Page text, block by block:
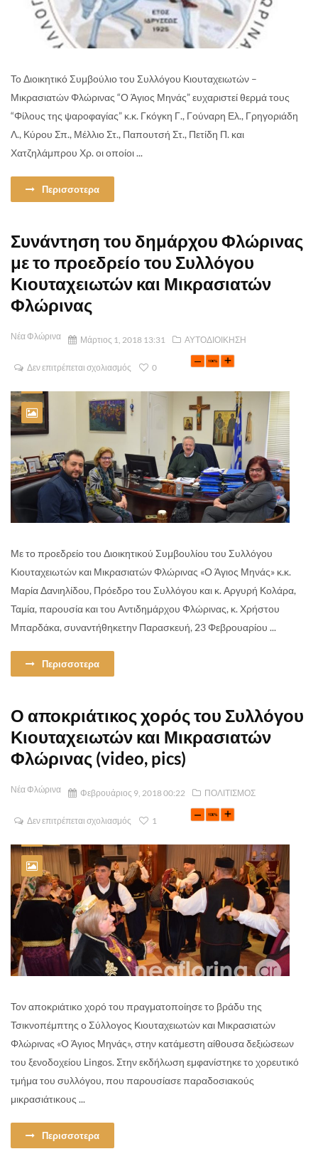
Το Διοικητικό Συμβούλιο του Συλλόγου Κιουταχειωτών –
Μικρασιατών Φλώρινας “Ο Άγιος Μηνάς” ευχαριστεί θερμά τους
“Φίλους της ψαροφαγίας” κ.κ. Γκόγκη Γ., Γούναρη Ελ., Γρηγοριάδη
Λ., Κύρου Σπ., Μέλλιο Στ., Παπουτσή Στ., Πετίδη Π. και
Χατζηλάμπρου Χρ. οι οποίοι ...
Περισσοτερα
Συνάντηση του δημάρχου Φλώρινας
με το προεδρείο του Συλλόγου
Κιουταχειωτών και Μικρασιατών
Φλώρινας
Νέα Φλώρινα Μάρτιος 1, 2018 13:31 ΑΥΤΟΔΙΟΙΚΗΣΗ
Δεν επιτρέπεται σχολιασμός 0
Με το προεδρείο του Διοικητικού Συμβουλίου του Συλλόγου
Κιουταχειωτών και Μικρασιατών Φλώρινας «Ο Άγιος Μηνάς» κ.κ.
Μαρία Δανιηλίδου, Πρόεδρο του Συλλόγου και κ. Αργυρή Κολάρα,
Ταμία, παρουσία και του Αντιδημάρχου Φλώρινας, κ. Χρήστου
Μπαρδάκα, συναντήθηκετην Παρασκευή, 23 Φεβρουαρίου ...
Περισσοτερα
Ο αποκριάτικος χορός του Συλλόγου
Κιουταχειωτών και Μικρασιατών
Φλώρινας (video, pics)
Νέα Φλώρινα Φεβρουάριος 9, 2018 00:22 ΠΟΛΙΤΙΣΜΟΣ
Δεν επιτρέπεται σχολιασμός 1
Τον αποκριάτικο χορό του πραγματοποίησε το βράδυ της
Τσικνοπέμπτης ο Σύλλογος Κιουταχειωτών και Μικρασιατών
Φλώρινας «Ο Άγιος Μηνάς», στην κατάμεστη αίθουσα δεξιώσεων
του ξενοδοχείου Lingos. Στην εκδήλωση εμφανίστηκε το χορευτικό
τμήμα του συλλόγου, που παρουσίασε παραδοσιακούς
μικρασιάτικους ...
Περισσοτερα